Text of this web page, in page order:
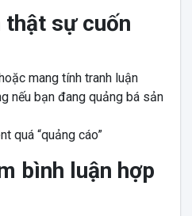
thật sự cuốn
mang tính tranh luận
nếu bạn đang quảng bá sản
quá “quảng cáo”
bình luận hợp